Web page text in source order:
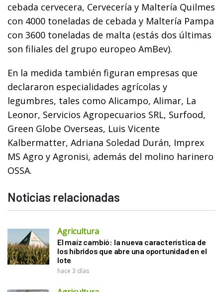
cebada cervecera, Cervecería y Maltería Quilmes
con 4000 toneladas de cebada y Maltería Pampa
con 3600 toneladas de malta (estás dos últimas
son filiales del grupo europeo AmBev).
En la medida también figuran empresas que
declararon especialidades agrícolas y
legumbres, tales como Alicampo, Alimar, La
Leonor, Servicios Agropecuarios SRL, Surfood,
Green Globe Overseas, Luis Vicente
Kalbermatter, Adriana Soledad Durán, Imprex
MS Agro y Agronisi, además del molino harinero
OSSA.
Noticias relacionadas
Agricultura
El maíz cambió: la nueva característica de
los híbridos que abre una oportunidad en el
lote
hace 3 días